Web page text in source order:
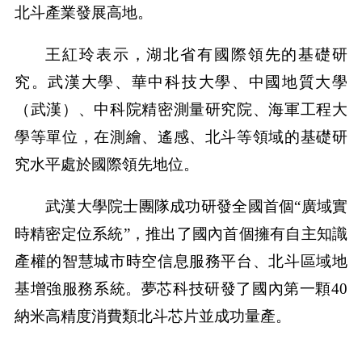
北斗產業發展高地。
王紅玲表示，湖北省有國際領先的基礎研
究。武漢大學、華中科技大學、中國地質大學
（武漢）、中科院精密測量研究院、海軍工程大
學等單位，在測繪、遙感、北斗等領域的基礎研
究水平處於國際領先地位。
武漢大學院士團隊成功研發全國首個“廣域實
時精密定位系統”，推出了國內首個擁有自主知識
產權的智慧城市時空信息服務平台、北斗區域地
基增強服務系統。夢芯科技研發了國內第一顆40
納米高精度消費類北斗芯片並成功量產。